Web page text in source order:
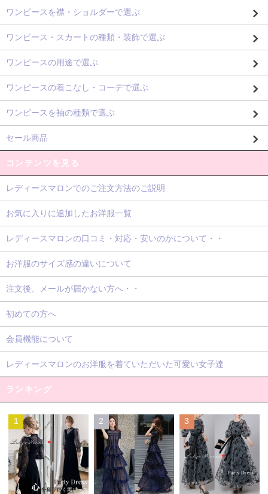
ワンピースを襟・ショルダーで選ぶ
ワンピース・スカートの種類・装飾で選ぶ
ワンピースの用途で選ぶ
ワンピースの着こなし・コーデで選ぶ
ワンピースを袖の種類で選ぶ
セール商品
コンテンツを見る
レディースマロンでのご注文方法のご説明
お気に入りに追加したお洋服一覧
レディースマロンの口コミ・対応・安いのかについて・・
お洋服のサイズ感の違いについて
注文後、メールが届かない方へ・・
初めての方へ
会員機能について
レディースマロンのお洋服を着ていただいた可愛い女子達
ランキング
1 2 3